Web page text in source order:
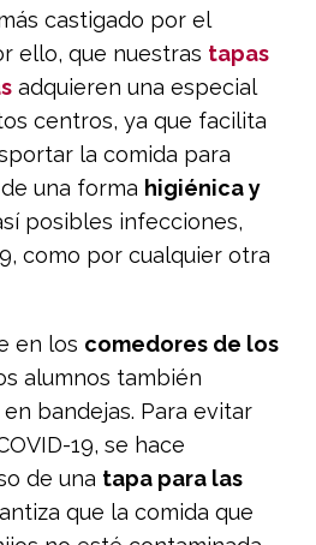
castigado por el
ello, que nuestras tapas
adquieren una especial
centros, ya que facilita
la comida para
una forma higiénica y
posibles infecciones,
como por cualquier otra
en los comedores de los
alumnos también
bandejas. Para evitar
19, se hace
de una tapa para las
que la comida que